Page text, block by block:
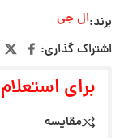
برند:ال جی
اشتراک گذاری:
برای
مقایسه